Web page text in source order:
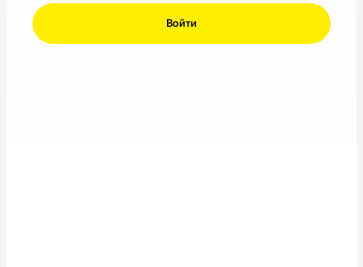
Войти